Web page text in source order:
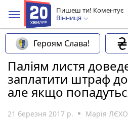
Пишеш ти! Коментує
Вінниця
Героям Слава!
Паліям листя
заплатити штраф
але якщо
21 березня 2017 р. Марія